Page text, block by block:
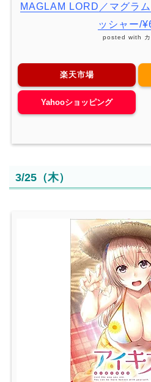
MAGLAM LORD／マグラ
ッシャー/
posted with
楽天市場
Yahooショッピング
3/25（木）